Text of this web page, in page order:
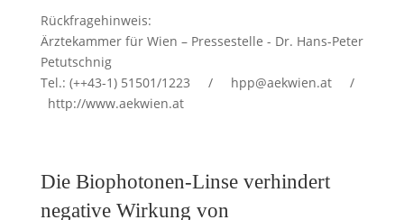
Rückfragehinweis:
Ärztekammer für Wien – Pressestelle - Dr. Hans-Peter
Petutschnig
Tel.: (++43-1) 51501/1223 / hpp@aekwien.at /
http://www.aekwien.at
Die Biophotonen-Linse verhindert
negative Wirkung von